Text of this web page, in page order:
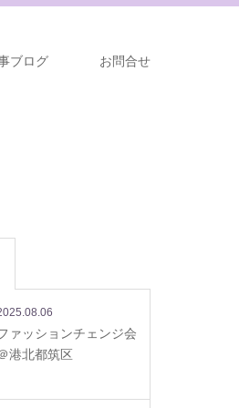
ブログ お問合せ
ァッションチェンジ会
港北都筑区